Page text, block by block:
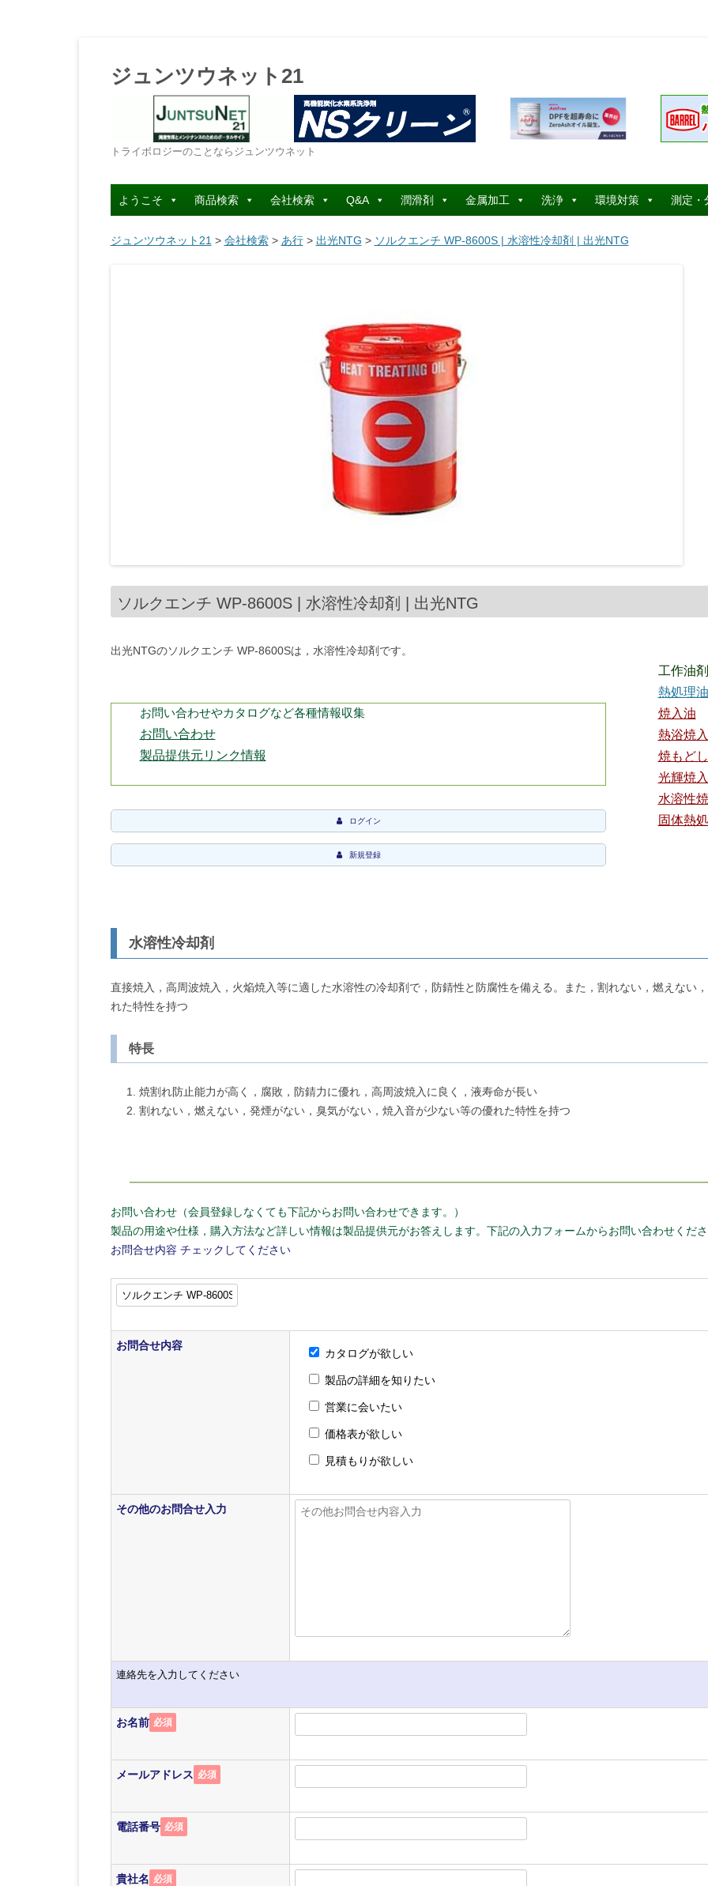
ジュンツウネット21
トライボロジーのことならジュンツウネット
コ
ン
テ
ン
へ
ようこそ 商品検索 会社検索 Q&A 潤滑剤 金属加工 洗浄 環境対策 測定・
ジュンツウネット21 > 会社検索> あ行> 出光NTG > ソルクエンチ WP-8600S | 水溶性冷却剤 | 出光NTG
ソルクエンチ WP-8600S | 水溶性冷却剤 | 出光NTG
出光NTGのソルクエンチ WP-8600Sは，水溶性冷却剤です。
お問い合わせやカタログなど各種情報収集
お問い合わせ
製品提供元リンク情報
ログイン
新規登録
工作油剤
熱処理油
焼入油
熱浴焼
焼もど
光輝焼
水溶性
固体熱
水溶性冷却剤
直接焼入，高周波焼入，火焔焼入等に適した水溶性の冷却剤で，防錆性と防腐性を備える。また，割れない，燃えない
れた特性を持つ
特長
焼割れ防止能力が高く，腐敗，防錆力に優れ，高周波焼入に良く，液寿命が長い
割れない，燃えない，発煙がない，臭気がない，焼入音が少ない等の優れた特性を持つ
お問い合わせ（会員登録しなくても下記からお問い合わせできます。）
製品の用途や仕様，購入方法など詳しい情報は製品提供元がお答えします。下記の入力フォームからお問い合わせくだ
お問合せ内容 チェックしてください
お問合せ内容
カタログが欲しい
製品の詳細を知りたい
営業に会いたい
価格表が欲しい
見積もりが欲しい
その他のお問合せ入力
連絡先を入力してください
お名前 必須
メールアドレス 必須
電話番号 必須
貴社名 必須